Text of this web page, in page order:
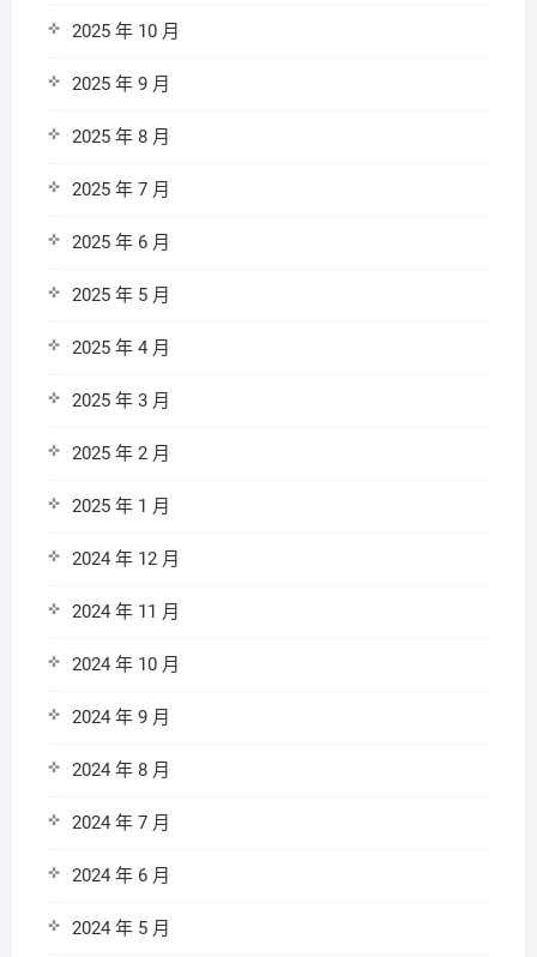
2025 年 10 月
2025 年 9 月
2025 年 8 月
2025 年 7 月
2025 年 6 月
2025 年 5 月
2025 年 4 月
2025 年 3 月
2025 年 2 月
2025 年 1 月
2024 年 12 月
2024 年 11 月
2024 年 10 月
2024 年 9 月
2024 年 8 月
2024 年 7 月
2024 年 6 月
2024 年 5 月